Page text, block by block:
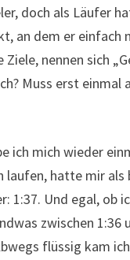
doch als Läufer
an dem er
Ziele, nennen sich
Muss erst
ich mich wieder
hatte mir als
1:37. Und egal, ob
zwischen 1:36
flüssig kam